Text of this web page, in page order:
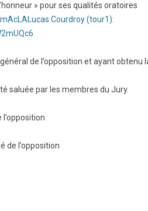
» pour ses qualités oratoires
Lucas Courdroy (tour1):
de l’opposition et ayant
saluée par les membres du Jury.
de l’opposition